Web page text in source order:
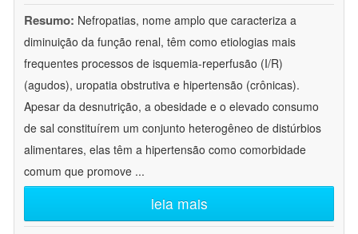
Resumo: Nefropatias, nome amplo que caracteriza a
diminuição da função renal, têm como etiologias mais
frequentes processos de isquemia-reperfusão (I/R)
(agudos), uropatia obstrutiva e hipertensão (crônicas).
Apesar da desnutrição, a obesidade e o elevado consumo
de sal constituírem um conjunto heterogêneo de distúrbios
alimentares, elas têm a hipertensão como comorbidade
comum que promove ...
leia mais